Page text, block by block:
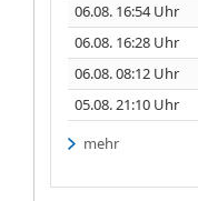
06.08. 16:54 Uhr
06.08. 16:28 Uhr
06.08. 08:12 Uhr
05.08. 21:10 Uhr
mehr